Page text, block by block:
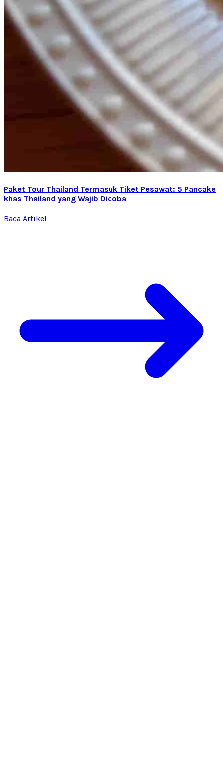
Paket Tour Thailand Termasuk Tiket Pesawat: 5 Pancake
khas Thailand yang Wajib Dicoba
Baca Artikel